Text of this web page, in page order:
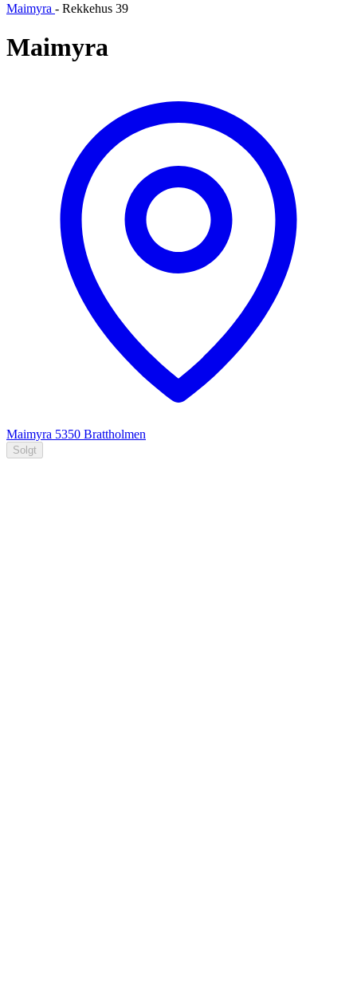
Maimyra - Rekkehus 39
Maimyra
Maimyra 5350 Brattholmen
Solgt